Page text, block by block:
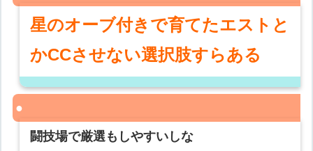
星のオーブ付きで育てたエストと
かCCさせない選択肢すらある
闘技場で厳選もしやすいしな